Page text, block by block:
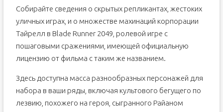
Собирайте сведения о скрытых репликантах, жестоких
уличных играх, и о множестве махинаций корпорации
Тайрелл в Blade Runner 2049, ролевой игре с
пошаговыми сражениями, имеющей официальную
лицензию от фильма с таким же названием.
Здесь доступна масса разнообразных персонажей для
набора в ваши ряды, включая культового бегущего по
лезвию, похожего на героя, сыгранного Райаном